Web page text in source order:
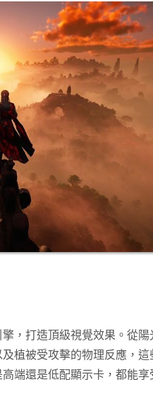
，打造頂級視覺效果。從
植被受攻擊的物理反應，這
端還是低配顯示卡，都能享